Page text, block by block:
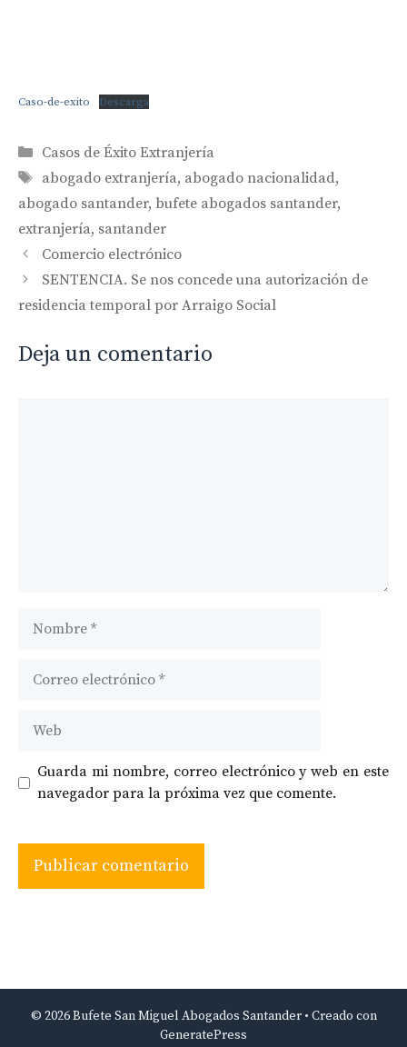
Caso-de-exito Descarga
Categorías
Casos de Éxito Extranjería
Etiquetas
abogado extranjería, abogado nacionalidad,
abogado santander, bufete abogados santander,
extranjería, santander
Navegación
de
entradas
Comercio electrónico
SENTENCIA. Se nos concede una autorización de
residencia temporal por Arraigo Social
Deja un comentario
Nombre
Guarda mi nombre, correo electrónico y web en este
navegador para la próxima vez que comente.
© 2026 Bufete San Miguel Abogados Santander• Creado con
GeneratePress